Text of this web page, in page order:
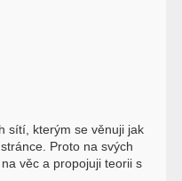
sítí, kterým se věnuji jak
Proto na svých
věc a propojuji teorii s